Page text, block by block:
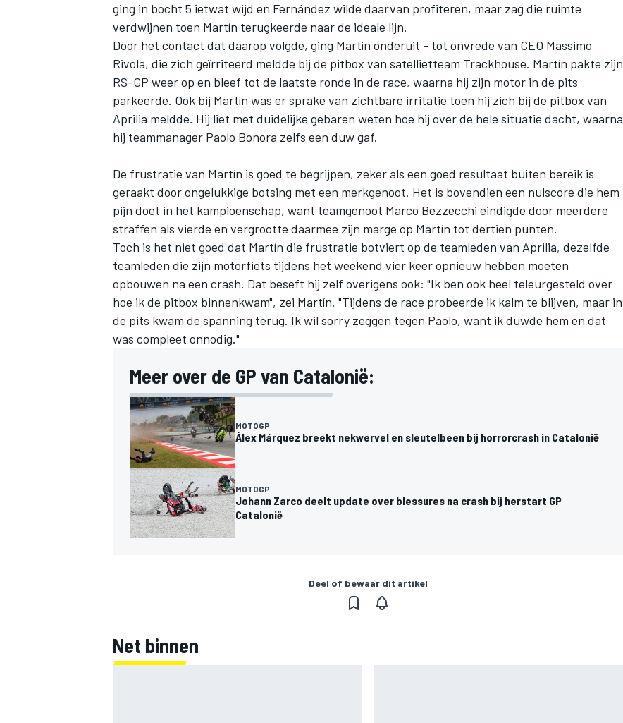
MEER RACEKLASSEN
ging in bocht 5 ietwat wijd en Fernández wilde daarvan profiteren, maar zag die ruimte
verdwijnen toen Martín terugkeerde naar de ideale lijn.
Door het contact dat daarop volgde, ging Martín onderuit - tot onvrede van CEO Massimo
Rivola, die zich geïrriteerd meldde bij de pitbox van satellietteam Trackhouse. Martín pakte zijn
RS-GP weer op en bleef tot de laatste ronde in de race, waarna hij zijn motor in de pits
parkeerde. Ook bij Martín was er sprake van zichtbare irritatie toen hij zich bij de pitbox van
Aprilia meldde. Hij liet met duidelijke gebaren weten hoe hij over de hele situatie dacht, waarna
hij teammanager Paolo Bonora zelfs een duw gaf.
De frustratie van Martín is goed te begrijpen, zeker als een goed resultaat buiten bereik is
geraakt door ongelukkige botsing met een merkgenoot. Het is bovendien een nulscore die hem
pijn doet in het kampioenschap, want teamgenoot Marco Bezzecchi eindigde door meerdere
straffen als vierde en vergrootte daarmee zijn marge op Martín tot dertien punten.
Toch is het niet goed dat Martín die frustratie botviert op de teamleden van Aprilia, dezelfde
teamleden die zijn motorfiets tijdens het weekend vier keer opnieuw hebben moeten
opbouwen na een crash. Dat beseft hij zelf overigens ook: "Ik ben ook heel teleurgesteld over
hoe ik de pitbox binnenkwam", zei Martín. "Tijdens de race probeerde ik kalm te blijven, maar in
de pits kwam de spanning terug. Ik wil sorry zeggen tegen Paolo, want ik duwde hem en dat
was compleet onnodig."
Meer over de GP van Catalonië:
MOTOGP
Álex Márquez breekt nekwervel en sleutelbeen bij horrorcrash in Catalonië
MOTOGP
Johann Zarco deelt update over blessures na crash bij herstart GP
Catalonië
Deel of bewaar dit artikel
Net binnen